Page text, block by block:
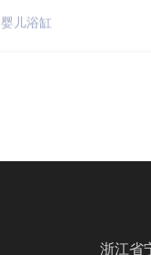
婴儿浴缸
浙江省